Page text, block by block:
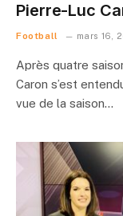
Pierre-Luc
Football mars 16,
Après quatre
Caron s’est
vue de la saison…